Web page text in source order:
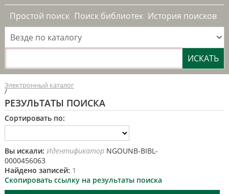
Простой поиск Поиск библиотек История поисков
Везде по каталогу
Электронный каталог
/
РЕЗУЛЬТАТЫ ПОИСКА
Сортировать по:
Вы искали: ИдентификаторNGOUNB-BIBL-
0000456063
Найдено записей: 1
Скопировать ссылку на результаты поиска